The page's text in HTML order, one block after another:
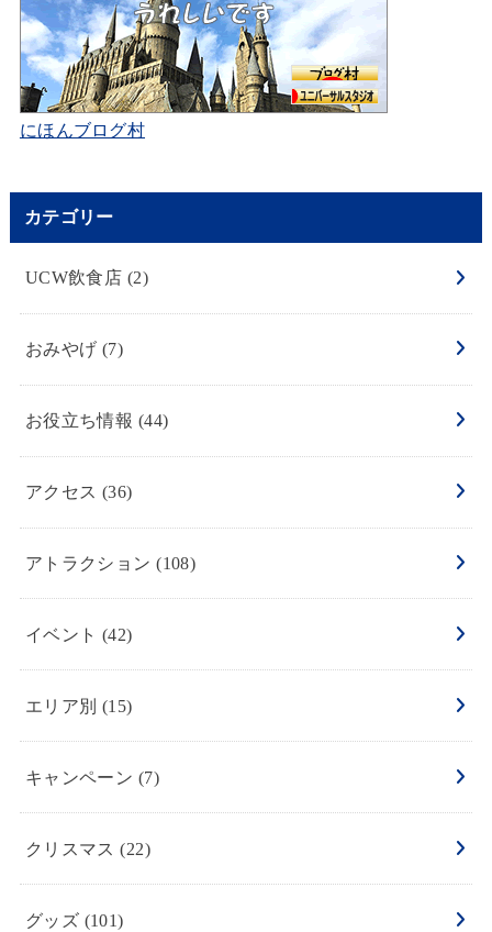
にほんブログ村
カテゴリー
UCW飲食店 (2)
おみやげ (7)
お役立ち情報 (44)
アクセス (36)
アトラクション(108)
イベント (42)
エリア別 (15)
キャンペーン (7)
クリスマス(22)
グッズ (101)